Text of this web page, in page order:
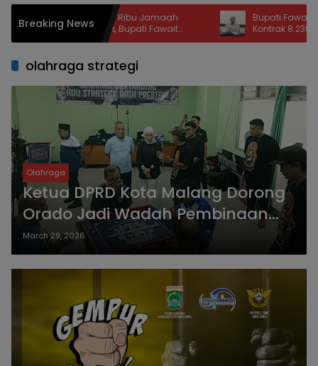
Breaking News
Puluhan Ribu Jamaah
Bersholawat, Bupati Fawait
Beasiswa untuk Santri
Bupati Fawait Pastikan
Kontrak 8.236 PPPK Paruh
Bakal Naik Tahun 2029
olahraga strategi
Olahraga
Ketua DPRD Kota Malang Dorong
Orado Jadi Wadah Pembinaan
Mental dan Strategi Generasi
Muda
March 29, 2026